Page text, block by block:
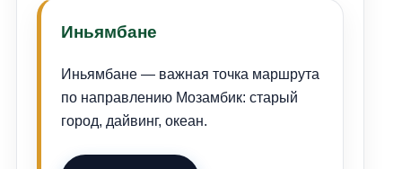
Иньямбане
Иньямбане — важная точка маршрута
по направлению Мозамбик: старый
город, дайвинг, океан.